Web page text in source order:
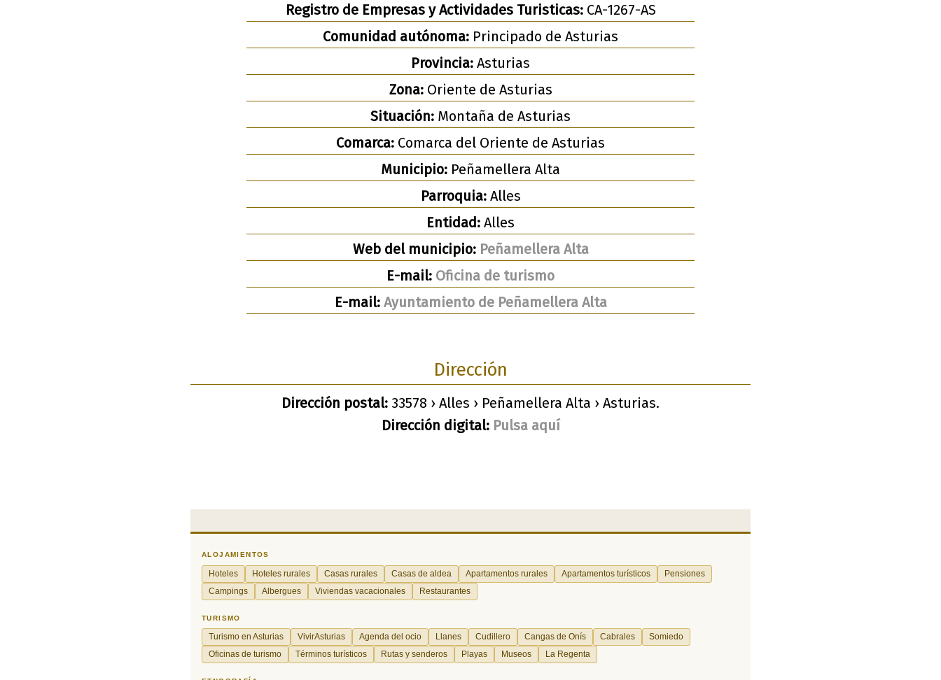
Registro de Empresas y Actividades Turisticas:CA-1267-AS
Comunidad autónoma: Principado de Asturias
Provincia: Asturias
Zona:Oriente de Asturias
Situación: Montaña de Asturias
Comarca: Comarca del Oriente de Asturias
Municipio: Peñamellera Alta
Parroquia:Alles
Entidad: Alles
Web del municipio: Peñamellera Alta
E-mail: Oficina de turismo
E-mail: Ayuntamiento de Peñamellera Alta
Dirección
Dirección postal: 33578 › Alles › Peñamellera Alta › Asturias.
Dirección digital: Pulsa aquí